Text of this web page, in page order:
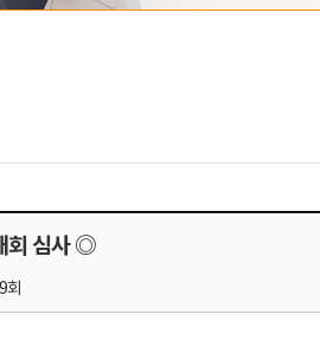
회 심사 ◎
회